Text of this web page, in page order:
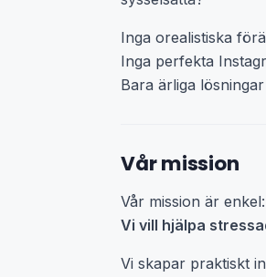
Inga orealistiska
Inga perfekta
Bara ärliga
Vår mission
Vår mission är enkel:
Vi vill hjälpa
Vi skapar praktiskt